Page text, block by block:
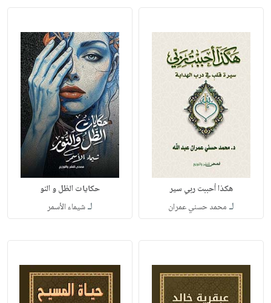
هكذا أحببت ربي سير
لـ محمد حسني عمران
حكايات الظل و النو
لـشيماء الأسمر